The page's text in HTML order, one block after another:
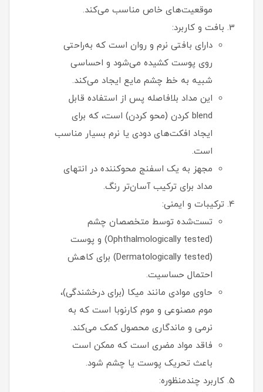
موقعیت‌های خاص مناسب می‌کند.
بافت و کاربرد:
دارای بافتی نرم و روان است که به‌راحتی
روی پوست کشیده می‌شود و احساسی
شبیه به خط چشم مایع ایجاد می‌کند.
این مداد بلافاصله پس از استفاده قابل‌
blend کردن (محو کردن) است، که برای
ایجاد افکت‌های دودی یا نرم بسیار مناسب
است.
مجهز به یک اسفنج محوکننده در انتهای
مداد برای ترکیب آسان‌تر رنگ.
ترکیبات و ایمنی:
تست‌شده توسط متخصصان چشم
(Ophthalmologically tested) و پوست
(Dermatologically tested) برای کاهش
احتمال حساسیت.
حاوی موادی مانند میکا (برای درخشندگی)،
موم مصنوعی و موم کارنوبا است که به
نرمی و ماندگاری محصول کمک می‌کند.
فاقد مواد مضری است که ممکن است
باعث تحریک پوست یا چشم شود.
کاربرد چندمنظوره: